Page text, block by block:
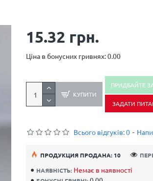
НАЯВНІСТЬ: Немає в наявності
ПРОДУКЦИЯ ПРОДАНА: 10
Всього відгуків: 0 -
15.32 грн.
Ціна в бонусних гривнях: 0.00
КУПИТИ
ПРИДБАЙТЕ
ЗАДАТИ